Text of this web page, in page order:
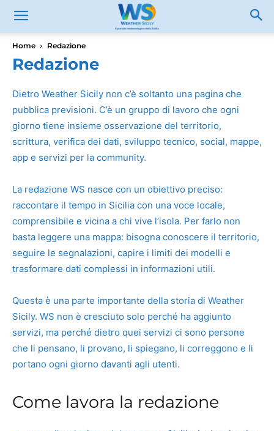
Home Redazione
Redazione
Dietro Weather Sicily non c’è soltanto una pagina che
pubblica previsioni. C’è un gruppo di lavoro che ogni
giorno tiene insieme osservazione del territorio,
scrittura, verifica dei dati, sviluppo tecnico, social, mappe,
app e servizi per la community.
La redazione WS nasce con un obiettivo preciso:
raccontare il tempo in Sicilia con una voce locale,
comprensibile e vicina a chi vive l’isola. Per farlo non
basta leggere una mappa: bisogna conoscere il territorio,
seguire le segnalazioni, capire i limiti dei modelli e
trasformare dati complessi in informazioni utili.
Questa è una parte importante della storia di Weather
Sicily. WS non è cresciuto solo perché ha aggiunto
servizi, ma perché dietro quei servizi ci sono persone
che li pensano, li provano, li spiegano, li correggono e li
portano ogni giorno davanti agli utenti.
Come lavora la redazione